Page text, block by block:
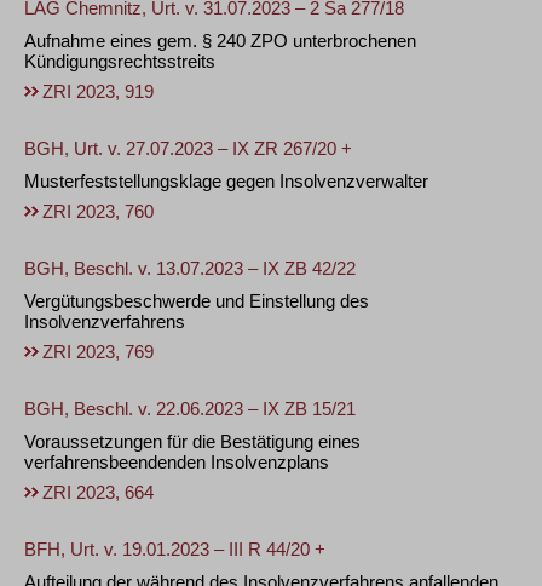
LAG Chemnitz, Urt. v. 31.07.2023 – 2 Sa 277/18
Aufnahme eines gem. § 240 ZPO unterbrochenen
Kündigungsrechtsstreits
ZRI 2023, 919
BGH, Urt. v. 27.07.2023 – IX ZR 267/20 +
Musterfeststellungsklage gegen Insolvenzverwalter
ZRI 2023, 760
BGH, Beschl. v. 13.07.2023 – IX ZB 42/22
Vergütungsbeschwerde und Einstellung des
Insolvenzverfahrens
ZRI 2023, 769
BGH, Beschl. v. 22.06.2023 – IX ZB 15/21
Voraussetzungen für die Bestätigung eines
verfahrensbeendenden Insolvenzplans
ZRI 2023, 664
BFH, Urt. v. 19.01.2023 – III R 44/20 +
Aufteilung der während des Insolvenzverfahrens anfallenden